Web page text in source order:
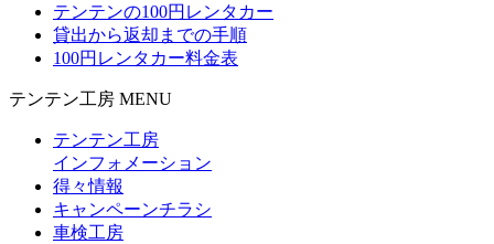
テンテンの100円レンタカー
貸出から返却までの手順
100円レンタカー料金表
テンテン工房 MENU
テンテン工房
インフォメーション
得々情報
キャンペーンチラシ
車検工房